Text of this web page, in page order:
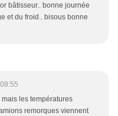
bâtisseur.. bonne journée
et du froid.. bisous bonne
les températures
remorques viennent